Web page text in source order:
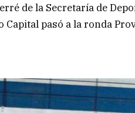
de la Secretaría de
Capital pasó a la ronda